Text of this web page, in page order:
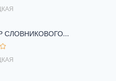
СЛОВНИКОВОГО...